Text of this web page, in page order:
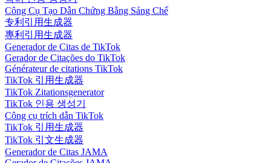
Công Cụ Tạo Dẫn Chứng Bằng Sáng Chế
专利引用生成器
專利引用生成器
Generador de Citas de TikTok
Gerador de Citações do TikTok
Générateur de citations TikTok
TikTok 引用生成器
TikTok Zitationsgenerator
TikTok 인용 생성기
Công cụ trích dẫn TikTok
TikTok 引用生成器
TikTok 引文生成器
Generador de Citas JAMA